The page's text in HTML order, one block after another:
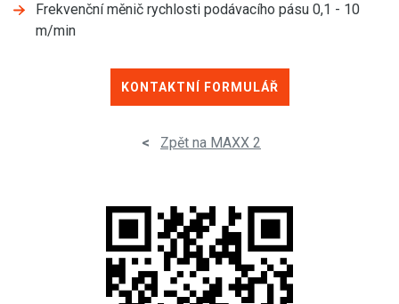
Frekvenční měnič rychlosti podávacího pásu 0,1 - 10
m/min
KONTAKTNÍ FORMULÁŘ
< Zpět na MAXX 2